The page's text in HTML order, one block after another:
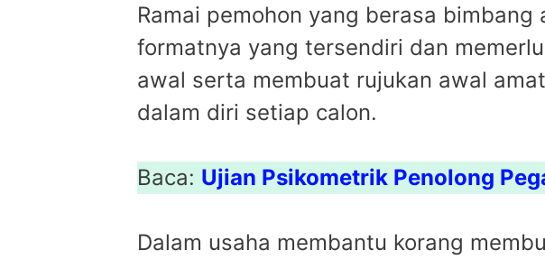
Ramai pemohon yang berasa
formatnya yang tersendiri dan
awal serta membuat rujukan awal
dalam diri setiap calon.
Baca: Ujian Psikometrik Penolong
Dalam usaha membantu korang